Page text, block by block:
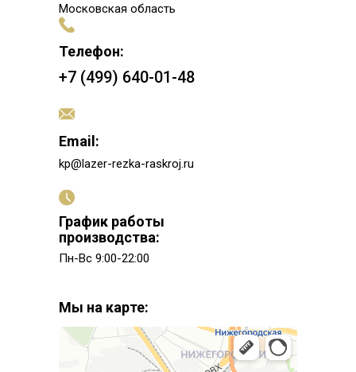
Мы на карте:
Московская область
Телефон:
+7 (499) 640-01-48
kp@lazer-rezka-raskroj.ru
Email:
Пн-Вс 9:00-22:00
График работы
производства: